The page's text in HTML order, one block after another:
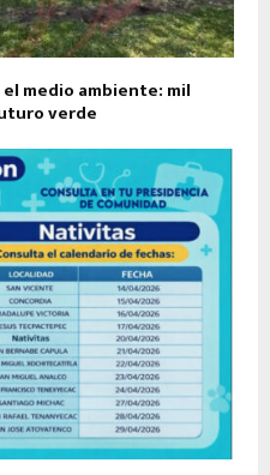
medio ambiente: mil
verde